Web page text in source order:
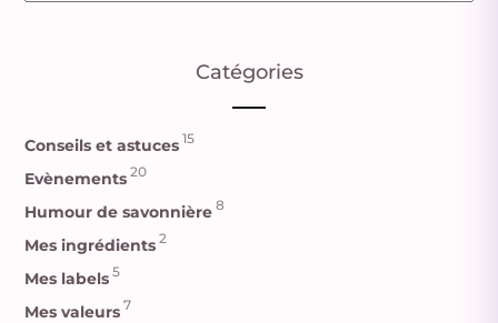
Catégories
Conseils et astuces 15
Evènements 20
Humour de savonnière 8
Mes ingrédients 2
Mes labels 5
Mes valeurs 7